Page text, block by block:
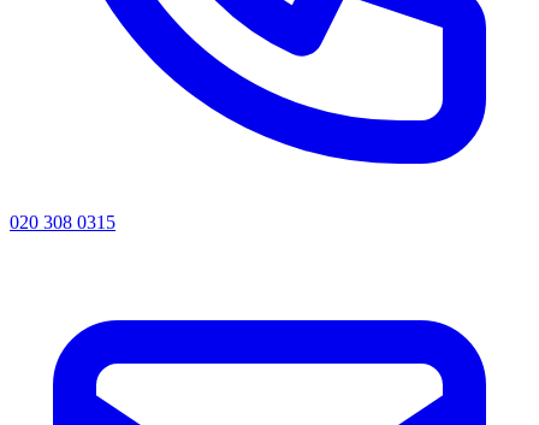
020 308 0315